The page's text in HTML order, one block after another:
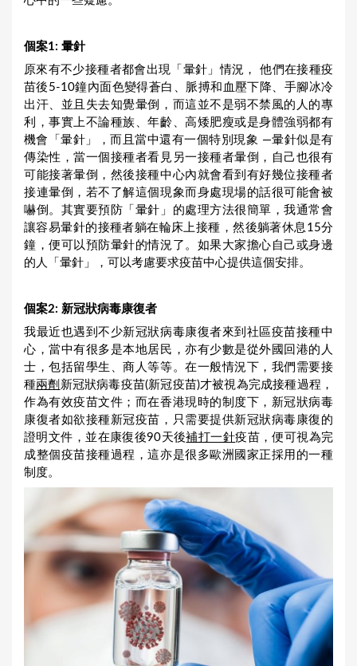
個案1: 暈針
原來有不少接種者都會出現「暈針」情況， 他們在接種疫
苗後5-10鐘內面色變得蒼白、脈搏和血壓下降、手腳冰冷
出汗、並且失去知覺暈倒，而這並不是弱不禁風的人的專
利，事實上不論種族、年齡、高矮肥瘦或是身體強弱都有
機會「暈針」，而且當中還有一個特別現象 —暈針似是有
傳染性，當一個接種者看見另一接種者暈倒，自己也很有
可能接著暈倒，然後接種中心內就會看到有好幾位接種者
接連暈倒，若不了解這個現象而身處現場的話很可能會被
嚇倒。其實要預防「暈針」的處理方法很簡單，我通常會
讓容易暈針的接種者躺在輪床上接種，然後躺著休息15分
鐘，便可以預防暈針的情況了。如果大家擔心自己或身邊
的人「暈針」，可以考慮要求疫苗中心提供這個安排。
個案2: 新冠狀病毒康復者
我最近也遇到不少新冠狀病毒康復者來到社區疫苗接種中
心，當中有很多是本地居民，亦有少數是從外國回港的人
士，包括留學生、商人等等。在一般情況下，我們需要接
種兩劑 新冠狀病毒疫苗(新冠疫苗)才被視為完成接種過程，
作為有效疫苗文件；而在香港現時的制度下，新冠狀病毒
康復者如欲接種新冠疫苗，只需要提供新冠狀病毒康復的
證明文件，並在康復後90天後補打一針疫苗，便可視為完
成整個疫苗接種過程，這亦是很多歐洲國家正採用的一種
制度。